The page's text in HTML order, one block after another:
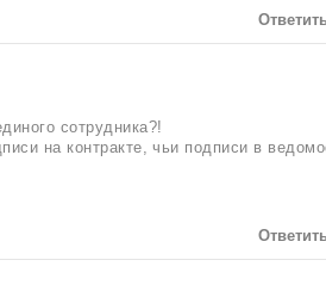
сотрудника?!
на контракте, чьи подписи в